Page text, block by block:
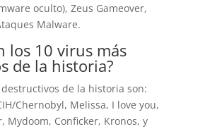
oculto), Zeus Gameover,
Malware.
los 10 virus más
de la historia?
de la historia son:
Chernobyl, Melissa, I love you,
Mydoom, Conficker, Kronos, y